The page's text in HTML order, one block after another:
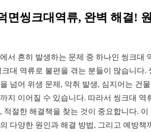
면씽크대역류, 완벽 해결!
서 흔히 발생하는 문제 중 하나인 씽크대
크대 역류로 불편을 겪는 분들이 많습니다.
넘어 위생 문제, 악취 발생, 심지어는 건
지 이어질 수 있습니다. 따라서 씽크대 역
적절한 해결책을 찾는 것이 중요합니다.
다양한 원인과 해결 방법, 그리고 예방책